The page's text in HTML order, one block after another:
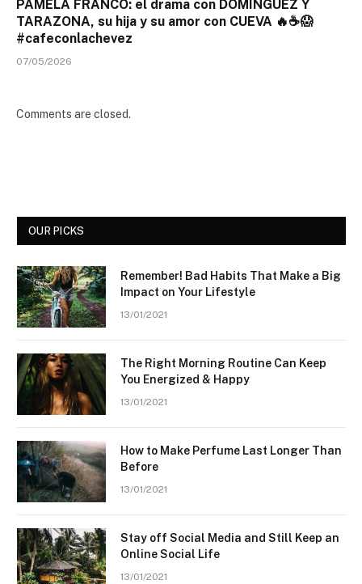
PAMELA FRANCO: el drama con DOMINGUEZ Y
TARAZONA, su hija y su amor con CUEVA 🔥☕😱
#cafeconlachevez
07/05/2026
Comments are closed.
OUR PICKS
Remember! Bad Habits That Make a Big
Impact on Your Lifestyle
13/01/2021
The Right Morning Routine Can Keep
You Energized & Happy
13/01/2021
How to Make Perfume Last Longer Than
Before
13/01/2021
Stay off Social Media and Still Keep an
Online Social Life
13/01/2021